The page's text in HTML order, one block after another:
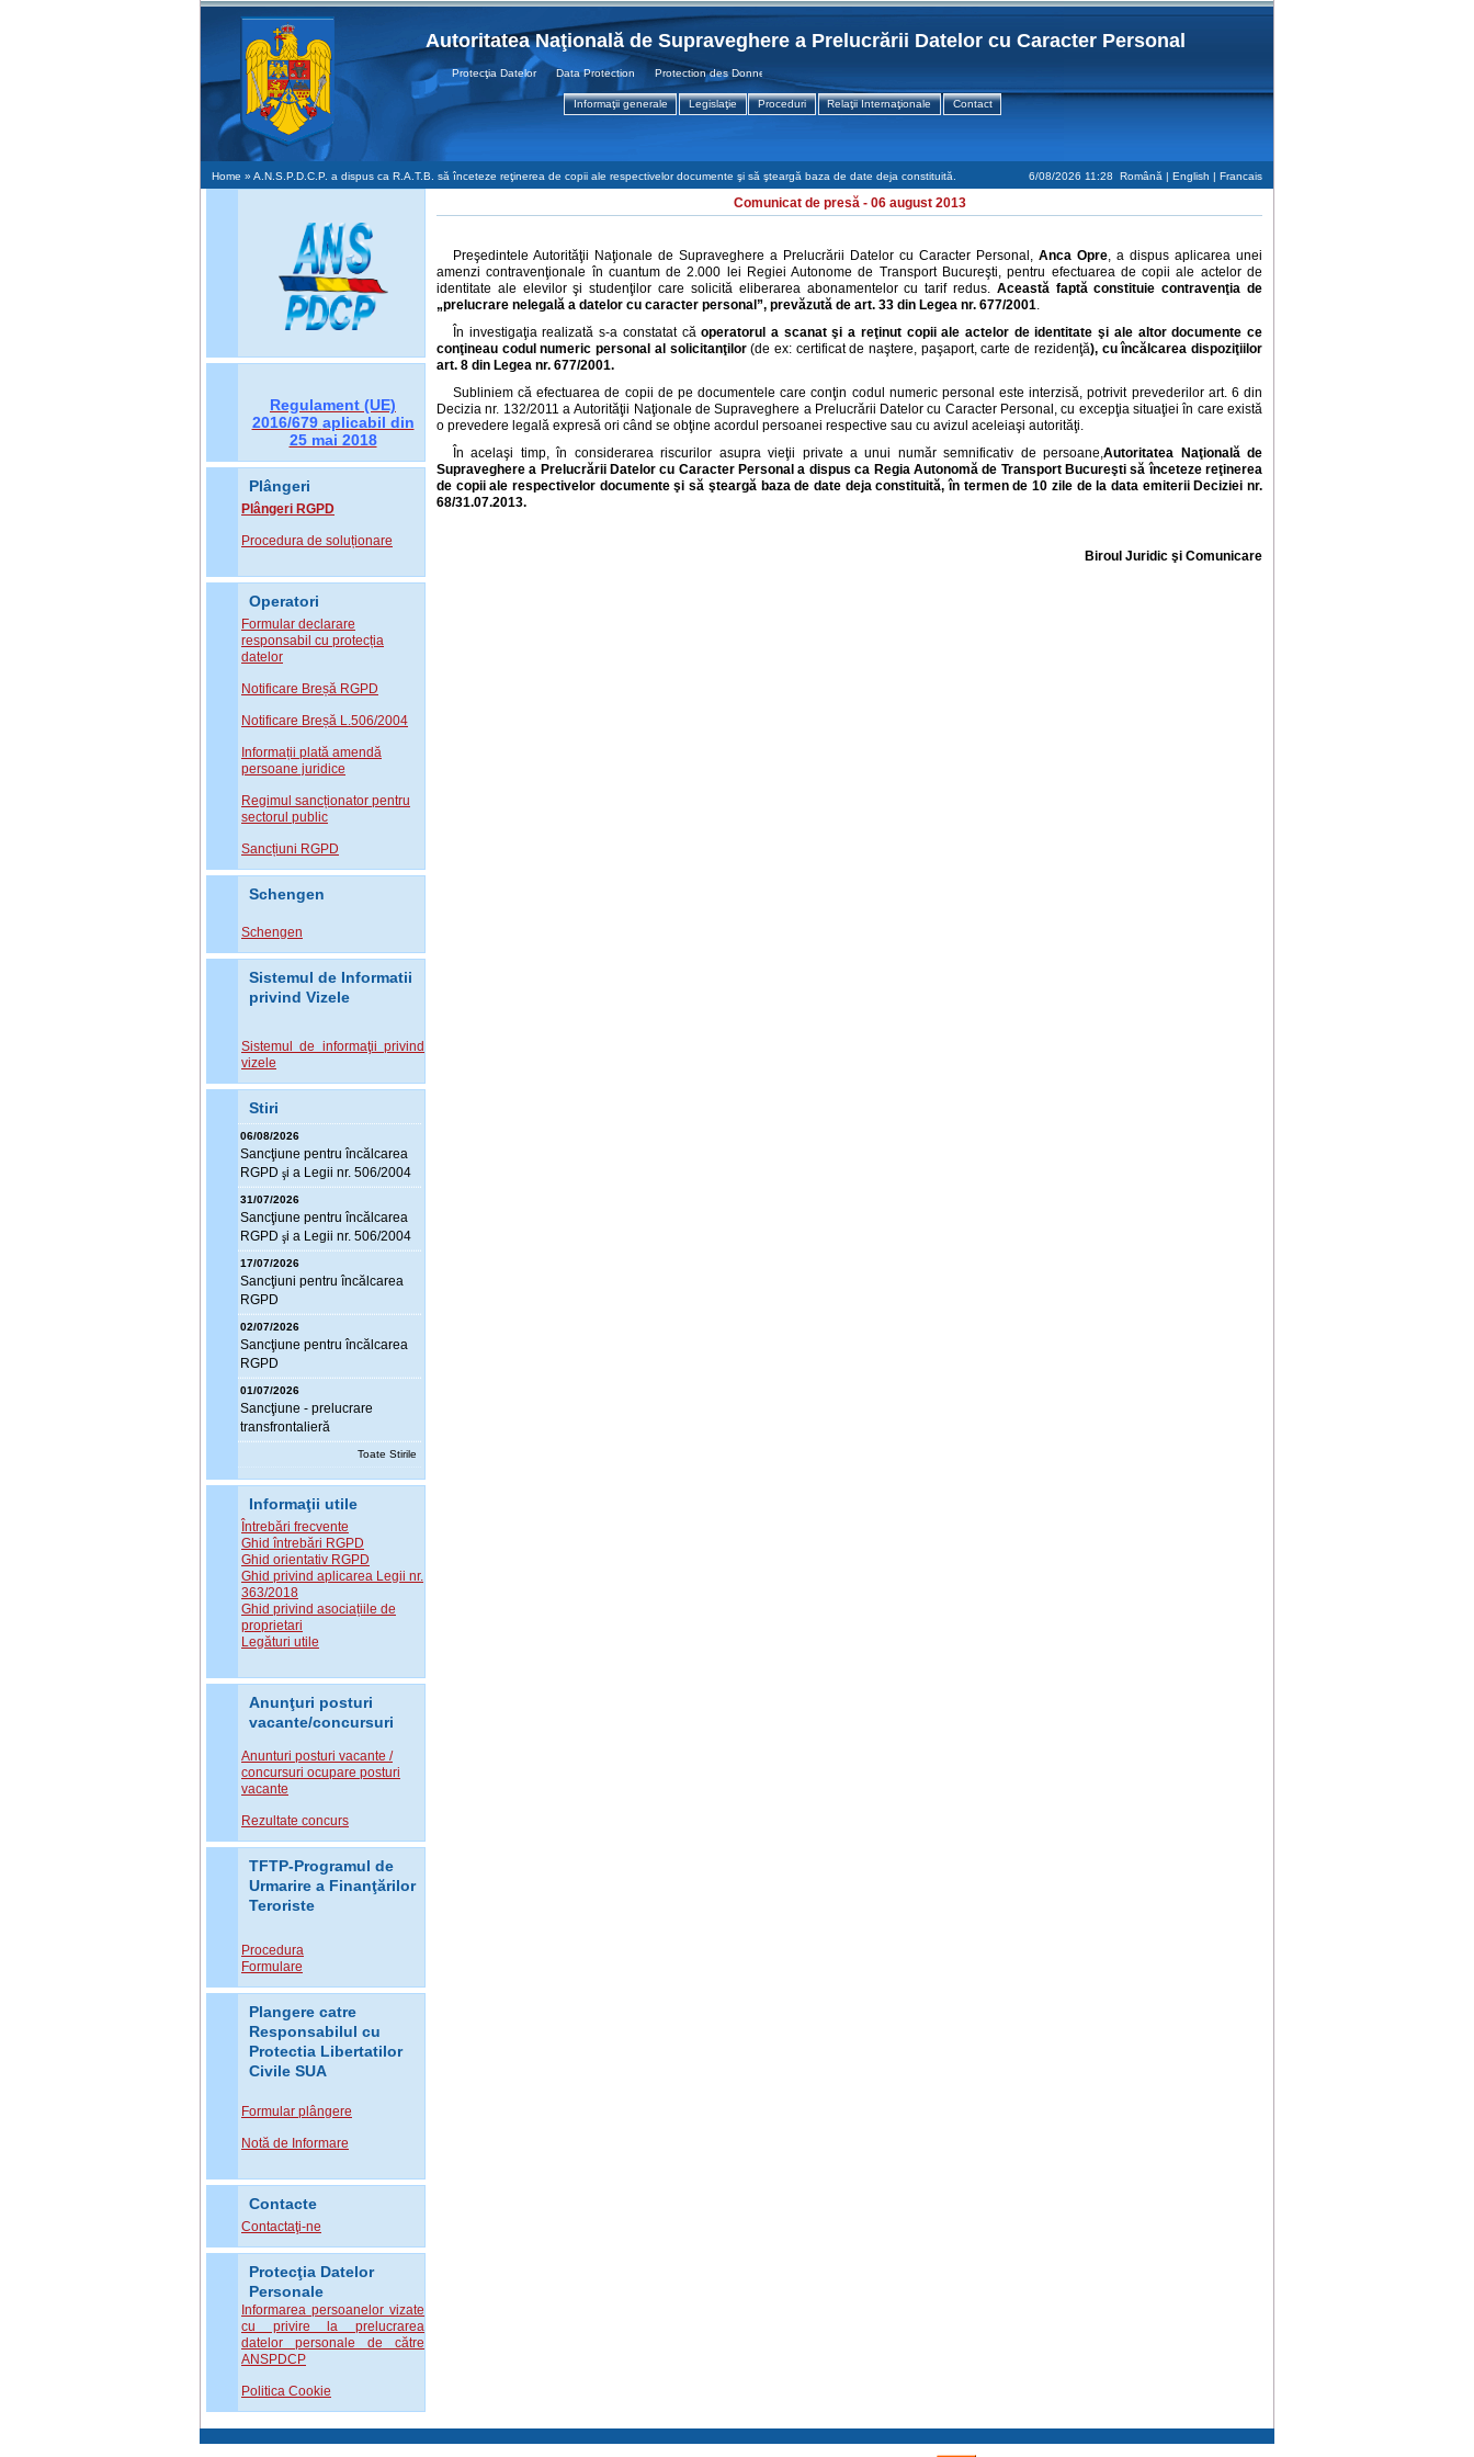
Autoritatea Naţională de Supraveghere a Prelucrării Datelor cu Caracter Personal
Protecţia Datelor Data Protection Protection des Donnees
Informaţii generale Legislaţie Proceduri Relaţii Internaţionale Contact
Home » A.N.S.P.D.C.P. a dispus ca R.A.T.B. să înceteze reţinerea de copii ale respectivelor documente şi să şteargă baza de date deja constituită. 6/08/2026 11:28 Română | English | Francais
Regulament (UE)
2016/679 aplicabil din
25 mai 2018
Plângeri
Plângeri RGPD
Procedura de soluționare
Operatori
Formular declarare
responsabil cu protecția
datelor
Notificare Breșă RGPD
Notificare Breșă L.506/2004
Informații plată amendă
persoane juridice
Regimul sancționator pentru
sectorul public
Sancțiuni RGPD
Schengen
Schengen
Sistemul de Informatii
privind Vizele
Sistemul de informaţii privind
vizele
Stiri
06/08/2026
Sancţiune pentru încălcarea
RGPD şi a Legii nr. 506/2004
31/07/2026
Sancţiune pentru încălcarea
RGPD şi a Legii nr. 506/2004
17/07/2026
Sancţiuni pentru încălcarea
RGPD
02/07/2026
Sancţiune pentru încălcarea
RGPD
01/07/2026
Sancţiune - prelucrare
transfrontalieră
Toate Stirile
Informaţii utile
Întrebări frecvente
Ghid întrebări RGPD
Ghid orientativ RGPD
Ghid privind aplicarea Legii nr.
363/2018
Ghid privind asociațiile de
proprietari
Legături utile
Anunţuri posturi
vacante/concursuri
Anunturi posturi vacante /
concursuri ocupare posturi
vacante
Rezultate concurs
TFTP-Programul de
Urmarire a Finanţărilor
Teroriste
Procedura
Formulare
Plangere catre
Responsabilul cu
Protectia Libertatilor
Civile SUA
Formular plângere
Notă de Informare
Contacte
Contactaţi-ne
Protecţia Datelor
Personale
Informarea persoanelor vizate
cu privire la prelucrarea
datelor personale de către
ANSPDCP
Politica Cookie
Comunicat de presă - 06 august 2013
Preşedintele Autorităţii Naţionale de Supraveghere a Prelucrării Datelor cu Caracter Personal, Anca Opre, a dispus aplicarea unei
amenzi contravenţionale în cuantum de 2.000 lei Regiei Autonome de Transport Bucureşti, pentru efectuarea de copii ale actelor de
identitate ale elevilor şi studenţilor care solicită eliberarea abonamentelor cu tarif redus. Această faptă constituie contravenţia de
„prelucrare nelegală a datelor cu caracter personal”, prevăzută de art. 33 din Legea nr. 677/2001.
În investigaţia realizată s-a constatat căoperatorul a scanat şi a reţinut copii ale actelor de identitate şi ale altor documente ce
conţineau codul numeric personal al solicitanţilor(de ex: certificat de naştere, paşaport, carte de rezidenţă), cu încălcarea dispoziţiilor
art. 8 din Legea nr. 677/2001.
Subliniem că efectuarea de copii de pe documentele care conţin codul numeric personal este interzisă, potrivit prevederilor art. 6 din
Decizia nr. 132/2011 a Autorităţii Naţionale de Supraveghere a Prelucrării Datelor cu Caracter Personal, cu excepţia situaţiei în care există
o prevedere legală expresă ori când se obţine acordul persoanei respective sau cu avizul aceleiaşi autorităţi.
În acelaşi timp, în considerarea riscurilor asupra vieţii private a unui număr semnificativ de persoane,Autoritatea Naţională de
Supraveghere a Prelucrării Datelor cu Caracter Personal a dispus ca Regia Autonomă de Transport Bucureşti să înceteze reţinerea
de copii ale respectivelor documente şi să şteargă baza de date deja constituită, în termen de 10 zile de la data emiterii Deciziei nr.
68/31.07.2013.
Biroul Juridic şi Comunicare